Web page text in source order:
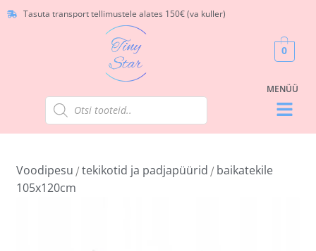
Tasuta transport tellimustele alates 150€ (va kuller)
0
Voodipesu /tekikotid ja padjapüürid / baikatekile
105x120cm